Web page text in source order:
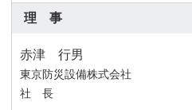
理 事
赤津 行男
東京防災設備株式会社
社 長